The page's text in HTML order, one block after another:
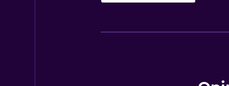
Para no fumadores